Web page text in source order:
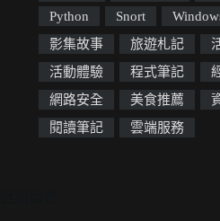
Python
Snort
影集故事
旅遊札記
活動體驗
程式筆記
網路安全
美食推薦
閱讀筆記
雲端服務